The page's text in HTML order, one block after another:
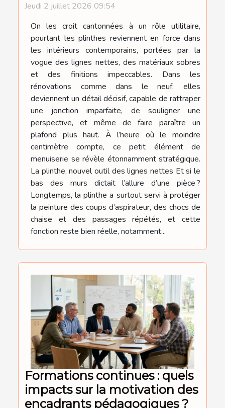
Jeudi 2 juillet 2026 09:54
On les croit cantonnées à un rôle utilitaire,
pourtant les plinthes reviennent en force dans
les intérieurs contemporains, portées par la
vogue des lignes nettes, des matériaux sobres
et des finitions impeccables. Dans les
rénovations comme dans le neuf, elles
deviennent un détail décisif, capable de rattraper
une jonction imparfaite, de souligner une
perspective, et même de faire paraître un
plafond plus haut. À l’heure où le moindre
centimètre compte, ce petit élément de
menuiserie se révèle étonnamment stratégique.
La plinthe, nouvel outil des lignes nettes Et si le
bas des murs dictait l’allure d’une pièce ?
Longtemps, la plinthe a surtout servi à protéger
la peinture des coups d’aspirateur, des chocs de
chaise et des passages répétés, et cette
fonction reste bien réelle, notamment...
Formations continues : quels
impacts sur la motivation des
encadrants pédagogiques ?